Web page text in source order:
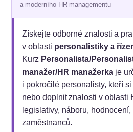
a moderního HR managementu
Získejte odborné znalosti a
v oblasti personalistiky a
Kurz Personalista/
manažer/HR manažerka je
i pokročilé personalisty, kteří
nebo doplnit znalosti v oblasti
legislativy, náboru,
zaměstnanců.